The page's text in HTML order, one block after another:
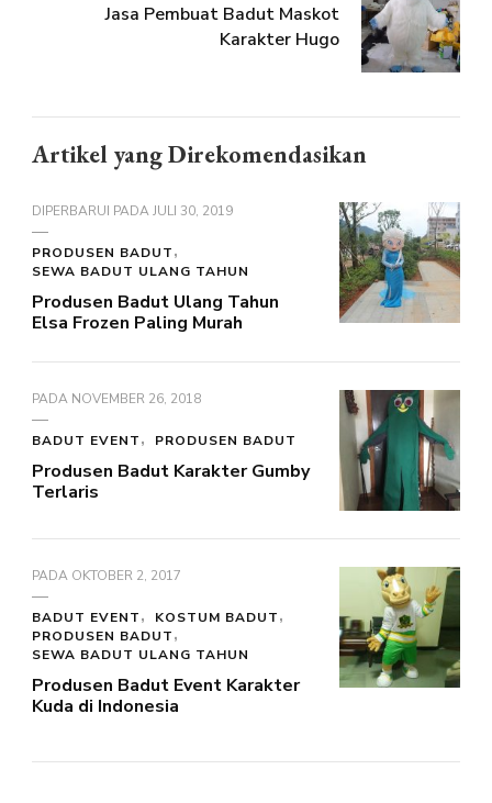
Jasa Pembuat Badut Maskot
Karakter Hugo
Artikel yang Direkomendasikan
DIPERBARUI PADAJULI 30, 2019
PRODUSEN BADUT
SEWA BADUT ULANG TAHUN
Produsen Badut Ulang Tahun
Elsa Frozen Paling Murah
PADA NOVEMBER 26, 2018
BADUT EVENT PRODUSEN BADUT
Produsen Badut Karakter Gumby
Terlaris
PADA OKTOBER 2, 2017
BADUT EVENT
KOSTUM BADUT
PRODUSEN BADUT
SEWA BADUT ULANG TAHUN
Produsen Badut Event Karakter
Kuda di Indonesia